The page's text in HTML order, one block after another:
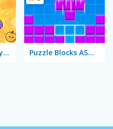
Fruit Merge: Juicy Drop Game Puzzle Blocks ASMR Match